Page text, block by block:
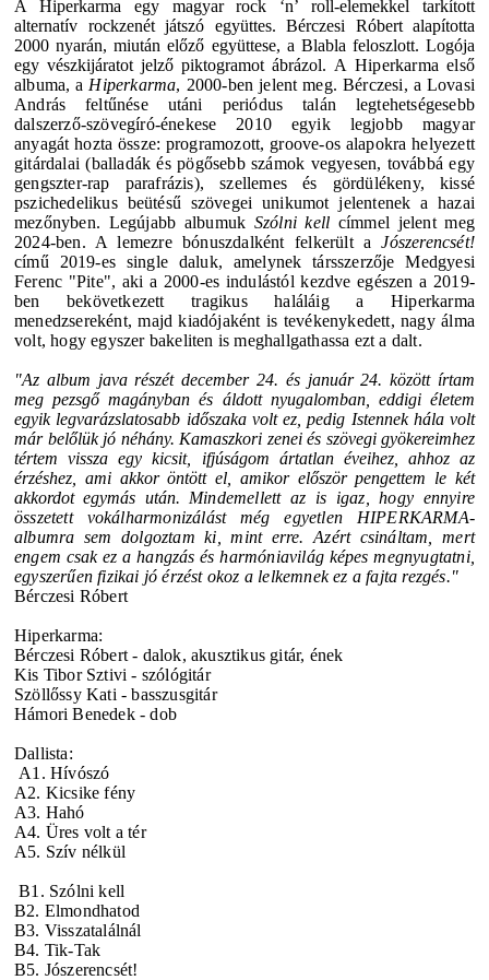
A Hiperkarma egy magyar rock ‘n’ roll-elemekkel tarkított
alternatív rockzenét játszó együttes. Bérczesi Róbert alapította
2000 nyarán, miután előző együttese, a Blabla feloszlott. Logója
egy vészkijáratot jelző piktogramot ábrázol. A Hiperkarma első
albuma, a Hiperkarma, 2000-ben jelent meg. Bérczesi, a Lovasi
András feltűnése utáni periódus talán legtehetségesebb
dalszerző-szövegíró-énekese 2010 egyik legjobb magyar
anyagát hozta össze: programozott, groove-os alapokra helyezett
gitárdalai (balladák és pögősebb számok vegyesen, továbbá egy
gengszter-rap parafrázis), szellemes és gördülékeny, kissé
pszichedelikus beütésű szövegei unikumot jelentenek a hazai
mezőnyben. Legújabb albumuk Szólni kell címmel jelent meg
2024-ben. A lemezre bónuszdalként felkerült aJószerencsét!
című 2019-es single daluk, amelynek társszerzője Medgyesi
Ferenc "Pite", aki a 2000-es indulástól kezdve egészen a 2019-
ben bekövetkezett tragikus haláláig a Hiperkarma
menedzsereként, majd kiadójaként is tevékenykedett, nagy álma
volt, hogy egyszer bakeliten is meghallgathassa ezt a dalt.
"Az album java részét december 24. és január 24. között írtam
meg pezsgő magányban és áldott nyugalomban, eddigi életem
egyik legvarázslatosabb időszaka volt ez, pedig Istennek hála volt
már belőlük jó néhány. Kamaszkori zenei és szövegi gyökereimhez
tértem vissza egy kicsit, ifjúságom ártatlan éveihez, ahhoz az
érzéshez, ami akkor öntött el, amikor először pengettem le két
akkordot egymás után. Mindemellett az is igaz, hogy ennyire
összetett vokálharmonizálást még egyetlen HIPERKARMA-
albumra sem dolgoztam ki, mint erre. Azért csináltam, mert
engem csak ez a hangzás és harmóniavilág képes megnyugtatni,
egyszerűen fizikai jó érzést okoz a lelkemnek ez a fajta rezgés."
Bérczesi Róbert
Hiperkarma:
Bérczesi Róbert - dalok, akusztikus gitár, ének
Kis Tibor Sztivi - szólógitár
Szöllőssy Kati - basszusgitár
Hámori Benedek - dob
Dallista:
A1. Hívószó
A2. Kicsike fény
A3. Hahó
A4. Üres volt a tér
A5. Szív nélkül
B1. Szólni kell
B2. Elmondhatod
B3. Visszatalálnál
B4. Tik-Tak
B5. Jószerencsét!